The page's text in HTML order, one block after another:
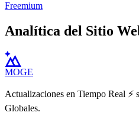
Freemium
Analítica del Sitio
MOGE
Actualizaciones en Tiempo Real ⚡️
Globales.